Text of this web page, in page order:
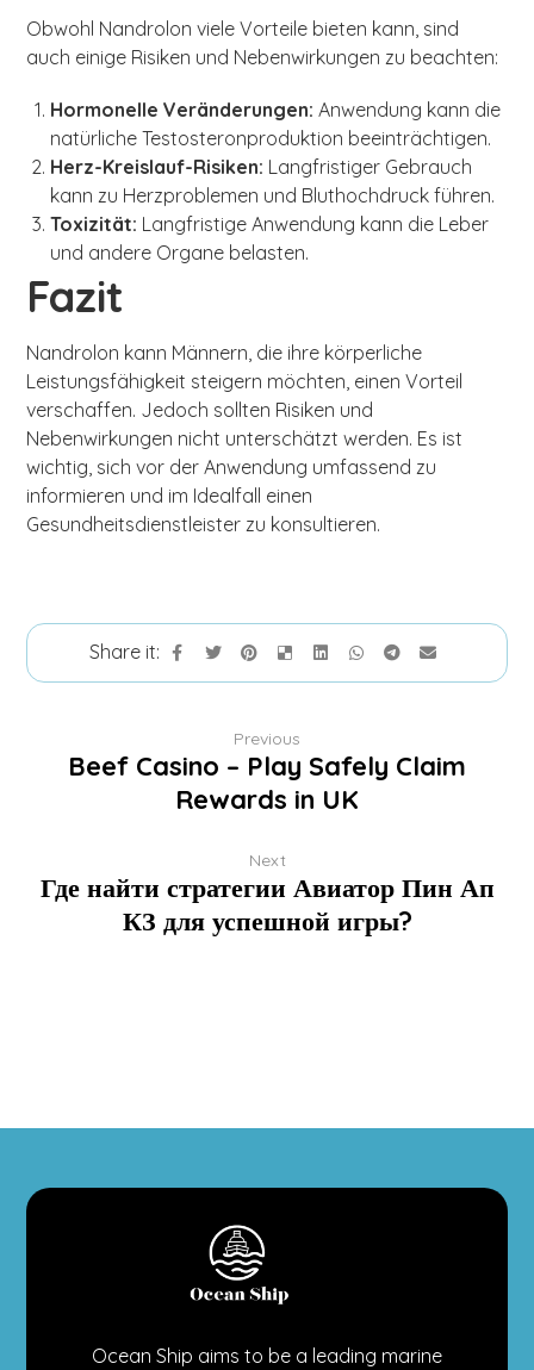
Obwohl Nandrolon viele Vorteile bieten kann, sind
auch einige Risiken und Nebenwirkungen zu beachten:
Hormonelle Veränderungen: Anwendung kann die
natürliche Testosteronproduktion beeinträchtigen.
Herz-Kreislauf-Risiken: Langfristiger Gebrauch
kann zu Herzproblemen und Bluthochdruck führen.
Toxizität: Langfristige Anwendung kann die Leber
und andere Organe belasten.
Fazit
Nandrolon kann Männern, die ihre körperliche
Leistungsfähigkeit steigern möchten, einen Vorteil
verschaffen. Jedoch sollten Risiken und
Nebenwirkungen nicht unterschätzt werden. Es ist
wichtig, sich vor der Anwendung umfassend zu
informieren und im Idealfall einen
Gesundheitsdienstleister zu konsultieren.
Previous
Beef Casino – Play Safely Claim
Rewards in UK
Next
Где найти стратегии Авиатор Пин Ап
КЗ для успешной игры?
Ocean Ship aims to be a leading marine